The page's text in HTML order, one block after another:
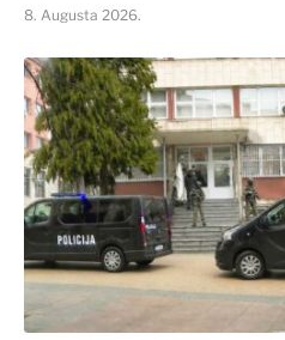
8. Augusta 2026.